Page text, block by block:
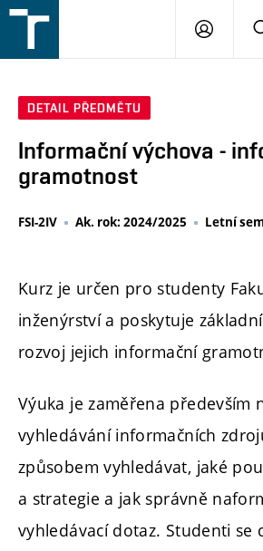
v
DETAIL PŘEDMĚTU
Informační výchova -
gramotnost
FSI-2IV Ak. rok: 2024/2025 Letní
Kurz je určen pro studenty
inženýrství a poskytuje
rozvoj jejich informační
Výuka je zaměřena především
vyhledávání informačních
způsobem vyhledávat, jaké
a strategie a jak správně
vyhledávací dotaz. Studenti se